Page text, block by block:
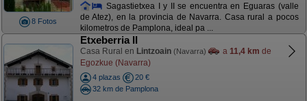
8 Fotos
Sagastietxea I y II se encuentra en Eguaras (valle
de Atez), en la provincia de Navarra. Casa rural a pocos
kilometros de Pamplona, ideal pa ...
Etxeberria II
Casa Rural en Lintzoain (Navarra) a 11,4 km de
Egozkue (Navarra)
4 plazas
20 €
32 km de Pamplona